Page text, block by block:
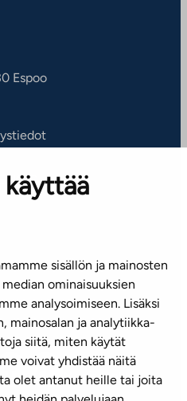
käyttää
sisällön ja mainosten
ominaisuuksien
analysoimiseen. Lisäksi
mainosalan ja analytiikka-
siitä, miten käytät
voivat yhdistää näitä
olet antanut heille tai joita
Espoo
Mediapankki